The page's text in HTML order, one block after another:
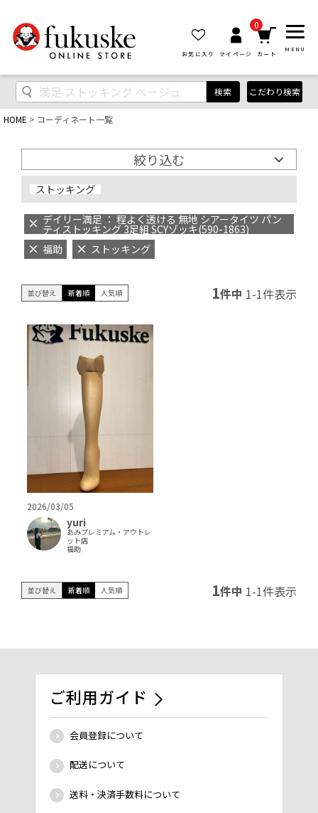
お気に入り マイページ
0
カート
MENU
検索 こだわり検索
HOME コーディネート一覧
絞り込む
ストッキング
デイリー満足 ： 程よく透ける 無地 シアータイツ パン
ティストッキング 3足組 SCYゾッキ(590-1863)
福助
ストッキング
並び替え 新着順 人気順 1件中 1-1件表示
2026/03/05
yuri
あみプレミアム・アウトレ
ット店
福助
並び替え 新着順 人気順 1件中 1-1件表示
ご利用ガイド
会員登録について
配送について
送料・決済手数料について